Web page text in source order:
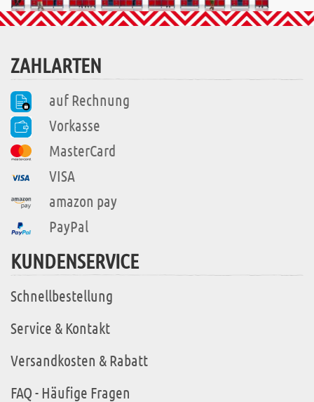
ZAHLARTEN
auf Rechnung
Vorkasse
MasterCard
VISA
amazon pay
PayPal
KUNDENSERVICE
Schnellbestellung
Service & Kontakt
Versandkosten & Rabatt
FAQ - Häufige Fragen